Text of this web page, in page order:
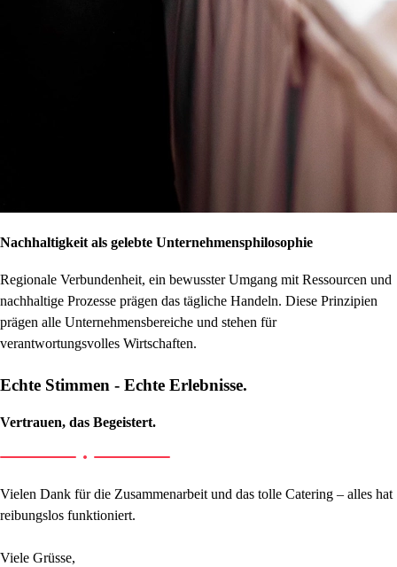
Nachhaltigkeit als gelebte Unternehmensphilosophie
Regionale Verbundenheit, ein bewusster Umgang mit Ressourcen und
nachhaltige Prozesse prägen das tägliche Handeln. Diese Prinzipien
prägen alle Unternehmensbereiche und stehen für
verantwortungsvolles Wirtschaften.
Echte Stimmen - Echte Erlebnisse.
Vertrauen, das Begeistert.
Vielen Dank für die Zusammenarbeit und das tolle Catering – alles hat
reibungslos funktioniert.
Viele Grüsse,